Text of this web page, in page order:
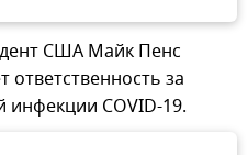
США Майк Пенс
ответственность за
COVID-19.